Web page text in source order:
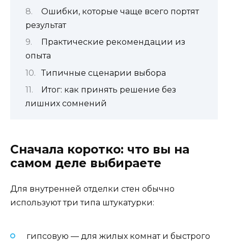
Ошибки, которые чаще всего портят
результат
Практические рекомендации из
опыта
Типичные сценарии выбора
Итог: как принять решение без
лишних сомнений
Сначала коротко: что вы на
самом деле выбираете
Для внутренней отделки стен обычно
используют три типа штукатурки:
гипсовую — для жилых комнат и быстрого